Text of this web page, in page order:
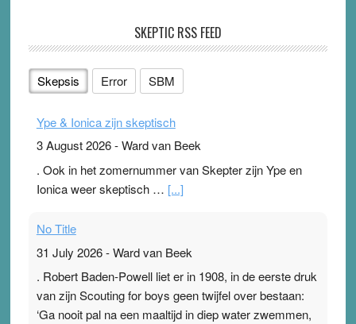
SKEPTIC RSS FEED
Skepsis Error SBM
Ype & Ionica zijn skeptisch
3 August 2026-Ward van Beek
. Ook in het zomernummer van Skepter zijn Ype en
Ionica weer skeptisch … [...]
No Title
31 July 2026-Ward van Beek
. Robert Baden-Powell liet er in 1908, in de eerste druk
van zijn Scouting for boys geen twijfel over bestaan:
‘Ga nooit pal na een maaltijd in diep water zwemmen,